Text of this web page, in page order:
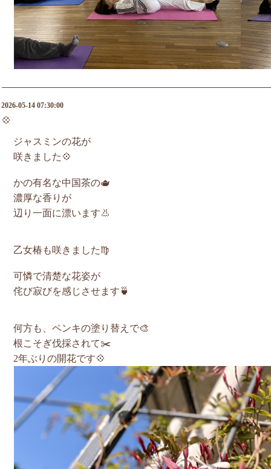
2026-05-14 07:30:00
💠
ジャスミンの花が
咲きました💠
かの有名な中国茶の🫖
濃厚な香りが
辺り一面に漂います👃
乙女椿も咲きました♍️
可憐で清楚な花姿が
侘び寂びを感じさせます🍵
何方も、ペンキの塗り替えで🎨
根こそぎ伐採されて✂️
2年ぶりの開花です💠